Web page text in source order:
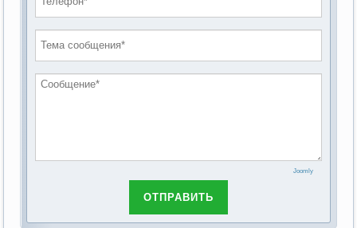
обсуждению Федерального закона Российской
основах социального обслуживания граждан в
2019 год
2018 год
Joomly
ОТПРАВИТЬ